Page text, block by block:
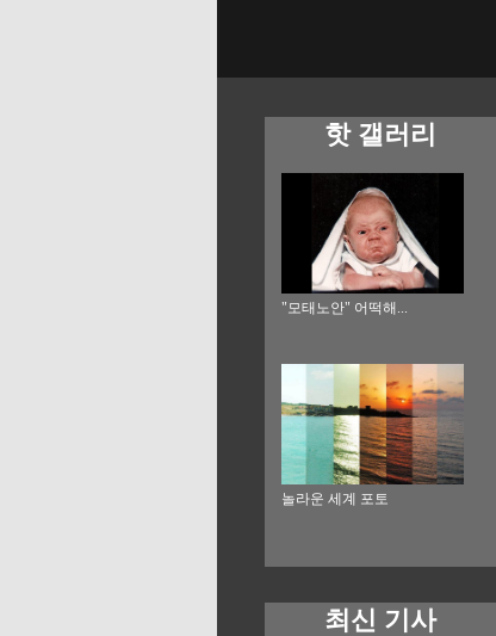
핫 갤러리
"모태노안" 어떡해...
놀라운 세계 포토
최신 기사